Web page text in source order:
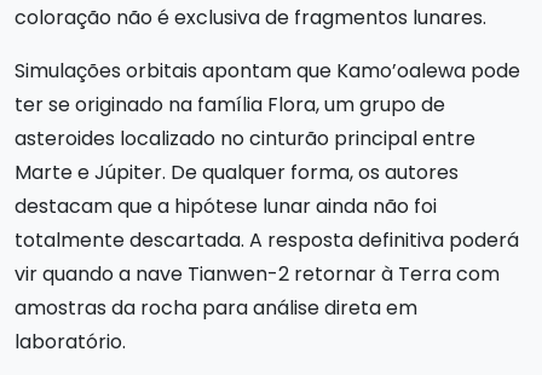
coloração não é exclusiva de fragmentos lunares.
Simulações orbitais apontam que Kamo’oalewa pode
ter se originado na família Flora, um grupo de
asteroides localizado no cinturão principal entre
Marte e Júpiter. De qualquer forma, os autores
destacam que a hipótese lunar ainda não foi
totalmente descartada. A resposta definitiva poderá
vir quando a nave Tianwen-2 retornar à Terra com
amostras da rocha para análise direta em
laboratório.